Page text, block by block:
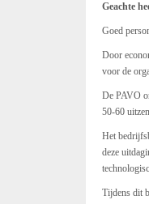
Geachte
Goed
Door
voor de
De PAVO
50-60
Het
deze
Tijdens dit